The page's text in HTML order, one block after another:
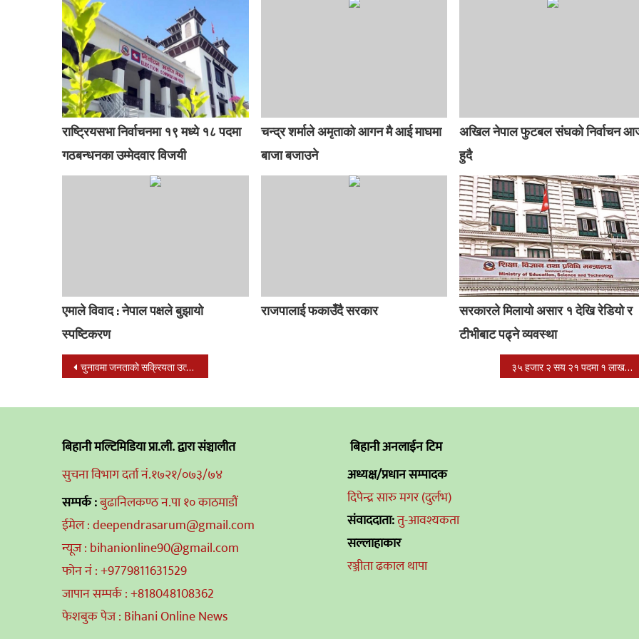
राष्ट्रियसभा निर्वाचनमा १९ मध्ये १८ पदमा
गठबन्धनका उम्मेदवार विजयी
चन्द्र शर्माले अमृताको आगन मै आई माघमा
बाजा बजाउने
अखिल नेपाल फुटबल संघको निर्वाचन
हुदै
एमाले विवाद : नेपाल पक्षले बुझायो
स्पष्टिकरण
राजपालाई फकाउँदै सरकार
सरकारले मिलायाे असार १ देखि रेडियो र
टीभीबाट पढ्न‍े व्यवस्था
Post
चुनावमा जनताको सक्रियता उत्साहजनक, कठघरामा उम्मेदवार ३५ हजार २ सय २१ पदमा १ लाख १८ हजार जनाको उम्मेदवारी
बिहानी मल्टिमिडिया प्रा.ली. द्वारा संञ्चालीत
सुचना विभाग दर्ता नं.१७२१/०७३/७४
सम्पर्क :बुढानिलकण्ठ न.पा १० काठमाडौं
ईमेल : deependrasarum@gmail.com
न्यूज : bihanionline90@gmail.com
फोन नं : +9779811631529
जापान सम्पर्क : +818048108362
फेशबुक पेज : Bihani Online News
बिहानी अनलाईन टिम
अध्यक्ष/प्रधान सम्पादक
दिपेन्द्र सारु मगर (दुर्लभ)
संवाददाता:तु-आवश्यकता
सल्लाहाकार
रञ्जीता ढकाल थापा